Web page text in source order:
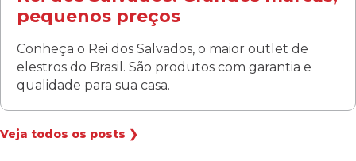
pequenos preços
Conheça o Rei dos Salvados, o maior outlet de
elestros do Brasil. São produtos com garantia e
qualidade para sua casa.
Veja todos os posts ❯